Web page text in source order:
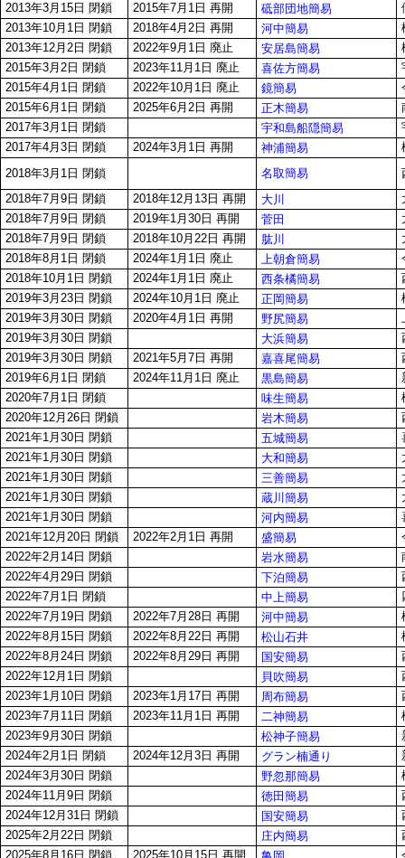
2013年3月15日 閉鎖
2015年7月1日 再開 砥部団地簡易
2013年10月1日 閉鎖
2018年4月2日 再開 河中簡易
2013年12月2日 閉鎖
2022年9月1日 廃止 安居島簡易
2015年3月2日 閉鎖
2023年11月1日 廃止 喜佐方簡易
2015年4月1日 閉鎖
2022年10月1日 廃止 鏡簡易
2015年6月1日 閉鎖
2025年6月2日 再開 正木簡易
2017年3月1日 閉鎖
宇和島船隠簡易
2017年4月3日 閉鎖
2024年3月1日 再開 神浦簡易
2018年3月1日 閉鎖
名取簡易
2018年7月9日 閉鎖
2018年12月13日 再開 大川
2018年7月9日 閉鎖
2019年1月30日 再開 菅田
2018年7月9日 閉鎖
2018年10月22日 再開 肱川
2018年8月1日 閉鎖
2024年1月1日 廃止 上朝倉簡易
2018年10月1日 閉鎖
2024年1月1日 廃止 西条橘簡易
2019年3月23日 閉鎖
2024年10月1日 廃止 正岡簡易
2019年3月30日 閉鎖
2020年4月1日 再開 野尻簡易
2019年3月30日 閉鎖
大浜簡易
2019年3月30日 閉鎖
2021年5月7日 再開 嘉喜尾簡易
2019年6月1日 閉鎖
2024年11月1日 廃止 黒島簡易
2020年7月1日 閉鎖
味生簡易
2020年12月26日 閉鎖
岩木簡易
2021年1月30日 閉鎖
五城簡易
2021年1月30日 閉鎖
大和簡易
2021年1月30日 閉鎖
三善簡易
2021年1月30日 閉鎖
蔵川簡易
2021年1月30日 閉鎖
河内簡易
2021年12月20日 閉鎖
2022年2月1日 再開 盛簡易
2022年2月14日 閉鎖
岩水簡易
2022年4月29日 閉鎖
下泊簡易
2022年7月1日 閉鎖
中上簡易
2022年7月19日 閉鎖
2022年7月28日 再開 河中簡易
2022年8月15日 閉鎖
2022年8月22日 再開 松山石井
2022年8月24日 閉鎖
2022年8月29日 再開 国安簡易
2022年12月1日 閉鎖
貝吹簡易
2023年1月10日 閉鎖
2023年1月17日 再開 周布簡易
2023年7月11日 閉鎖
2023年11月1日 再開 二神簡易
2023年9月30日 閉鎖
松神子簡易
2024年2月1日 閉鎖
2024年12月3日 再開 グラン楠通り
2024年3月30日 閉鎖
野忽那簡易
2024年11月9日 閉鎖
徳田簡易
2024年12月31日 閉鎖
国安簡易
2025年2月22日 閉鎖
庄内簡易
2025年8月16日 閉鎖
2025年10月15日 再開